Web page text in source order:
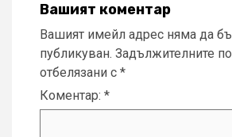
Вашият коментар
Вашият имейл адрес няма да
публикуван. Задължителните
отбелязани с *
Коментар: *